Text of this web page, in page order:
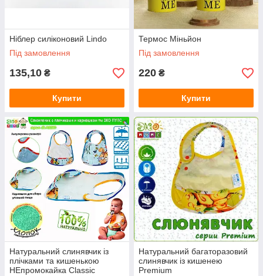
Ніблер силіконовий Lindo
Під замовлення
135,10 ₴
Купити
Термос Міньйон
Під замовлення
220 ₴
Купити
Натуральний слинявчик із
плічками та кишенькою
НЕпромокайка Classic
Натуральний багаторазовий
слинявчик із кишенею
Premium